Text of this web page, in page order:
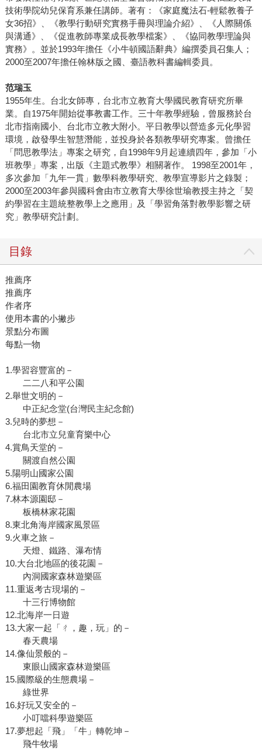
技術學院幼兒保育系兼任講師。著有：《家庭魔法石-輕鬆教養子
女36招》、《教學行動研究實務手冊與理論介紹》、《人際關係
與溝通》、《促進教師專業成長教學檔案》、《協同教學理論與
實務》。並於1993年擔任《小牛頓國語辭典》編撰委員召集人；
2000至2007年擔任翰林版之國、臺語教科書編輯委員。
范瑞玉
1955年生。台北女師專，台北市立教育大學國民教育研究所畢
業。自1975年開始從事教書工作。三十年教學經驗，曾服務於台
北市指南國小、台北市立教大附小。平日教學以營造多元化學習
環境，啟發學生智慧潛能，並投身於各類教學研究專案。曾擔任
「問思教學法」專案之研究，自1998年9月起連續四年，參加「小
班教學」專案，出版《主題式教學》相關著作。 1998至2001年，
多次參加「九年一貫」數學科教學研究、教學宣導影片之錄製；
2000至2003年參與國科會由市立教育大學徐世瑜教授主持之「契
約學習在主題統整教學上之應用」及「學習角落對教學影響之研
究」教學研究計劃。
目錄
推薦序
推薦序
作者序
使用本書的小撇步
景點分布圖
每點一物
1.學習容豐富的－
二二八和平公園
2.舉世文明的－
中正紀念堂(台灣民主紀念館)
3.兒時的夢想－
台北市立兒童育樂中心
4.賞鳥天堂的－
關渡自然公園
5.陽明山國家公園
6.福田園教育休閒農場
7.林本源園邸－
板橋林家花園
8.東北角海岸國家風景區
9.火車之旅－
天燈、鐵路、瀑布情
10.大台北地區的後花園－
內洞國家森林遊樂區
11.重返考古現場的－
十三行博物館
12.北海岸一日遊
13.大家一起「ㄔ，趣，玩」的－
春天農場
14.像仙景般的－
東眼山國家森林遊樂區
15.國際級的生態農場－
綠世界
16.好玩又安全的－
小叮噹科學遊樂區
17.夢想起「飛」「牛」轉乾坤－
飛牛牧場